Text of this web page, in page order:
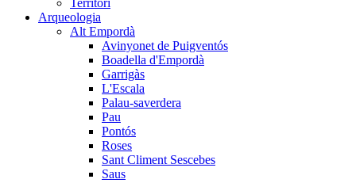
Territori
Arqueologia
Alt Empordà
Avinyonet de Puigventós
Boadella d'Empordà
Garrigàs
L'Escala
Palau-saverdera
Pau
Pontós
Roses
Sant Climent Sescebes
Saus